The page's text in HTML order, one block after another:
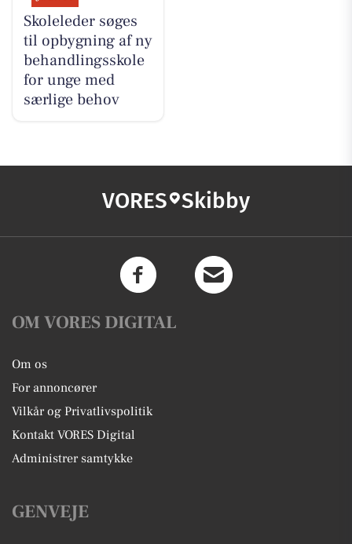
Skoleleder søges
til opbygning af ny
behandlingsskole
for unge med
særlige behov
VORES Skibby
OM VORES DIGITAL
Om os
For annoncører
Vilkår og Privatlivspolitik
Kontakt VORES Digital
Administrer samtykke
GENVEJE